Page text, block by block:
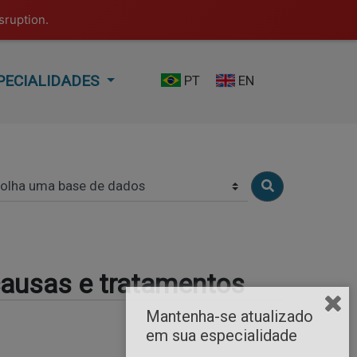
PT EN
e tratamentos
Mantenha-se atualizado
em sua especialidade